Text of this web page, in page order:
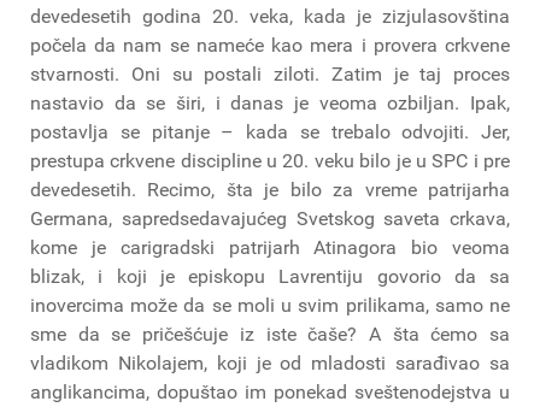
devedesetih godina 20. veka, kada je zizjulasovština
počela da nam se nameće kao mera i provera crkvene
stvarnosti. Oni su postali ziloti. Zatim je taj proces
nastavio da se širi, i danas je veoma ozbiljan. Ipak,
postavlja se pitanje – kada se trebalo odvojiti. Jer,
prestupa crkvene discipline u 20. veku bilo je u SPC i pre
devedesetih. Recimo, šta je bilo za vreme patrijarha
Germana, sapredsedavajućeg Svetskog saveta crkava,
kome je carigradski patrijarh Atinagora bio veoma
blizak, i koji je episkopu Lavrentiju govorio da sa
inovercima može da se moli u svim prilikama, samo ne
sme da se pričešćuje iz iste čaše? A šta ćemo sa
vladikom Nikolajem, koji je od mladosti sarađivao sa
anglikancima, dopuštao im ponekad sveštenodejstva u